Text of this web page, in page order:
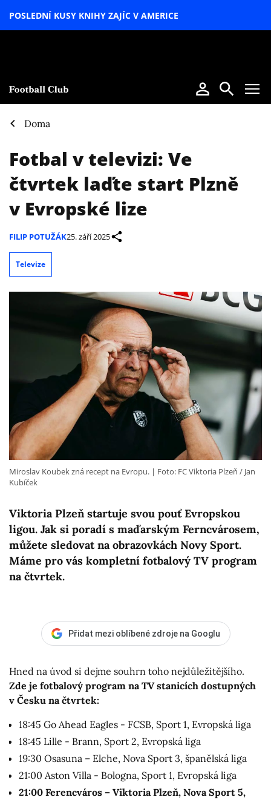
POSLEDNÍ KUSY KNIHY ZAJÍC V AMERICE
Doma
Fotbal v televizi: Ve
čtvrtek laďte start Plzně
v Evropské lize
FILIP POTUŽÁK25. září 2025
Televize
Viktoria Plzeň startuje svou pouť Evropskou
ligou. Jak si poradí s maďarským Ferncvárosem,
můžete sledovat na obrazovkách Novy Sport.
Máme pro vás kompletní fotbalový TV program
na čtvrtek.
Miroslav Koubek zná recept na Evropu.
Foto: FC Viktoria Plzeň / Jan
Kubíček
Přidat mezi oblíbené zdroje na Googlu
Hned na úvod si dejme souhrn toho nejdůležitějšího.
Zde je fotbalový program na TV stanicích dostupných
v Česku na čtvrtek:
18:45 Go Ahead Eagles - FCSB, Sport 1, Evropská liga
18:45 Lille - Brann, Sport 2, Evropská liga
19:30 Osasuna – Elche, Nova Sport 3, španělská liga
21:00 Aston Villa - Bologna, Sport 1, Evropská liga
21:00 Ferencváros – Viktoria Plzeň, Nova Sport 5,